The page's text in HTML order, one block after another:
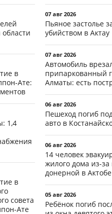
в
Ате:
1,4
в
совета
Ате
07 авг 2026
Пьяное застолье
убийством в Актау
07 авг 2026
Автомобиль
припаркованный
Алматы: есть
06 авг 2026
Пешеход погиб
авто в
06 авг 2026
14 человек
жилого дома из-
донерной в Актобе
05 авг 2026
Ребёнок погиб